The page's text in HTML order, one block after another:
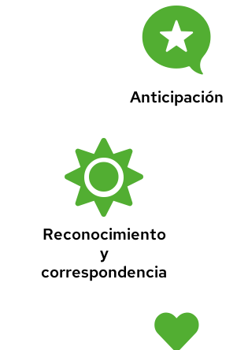
Anticipación
Reconocimiento
y
correspondencia